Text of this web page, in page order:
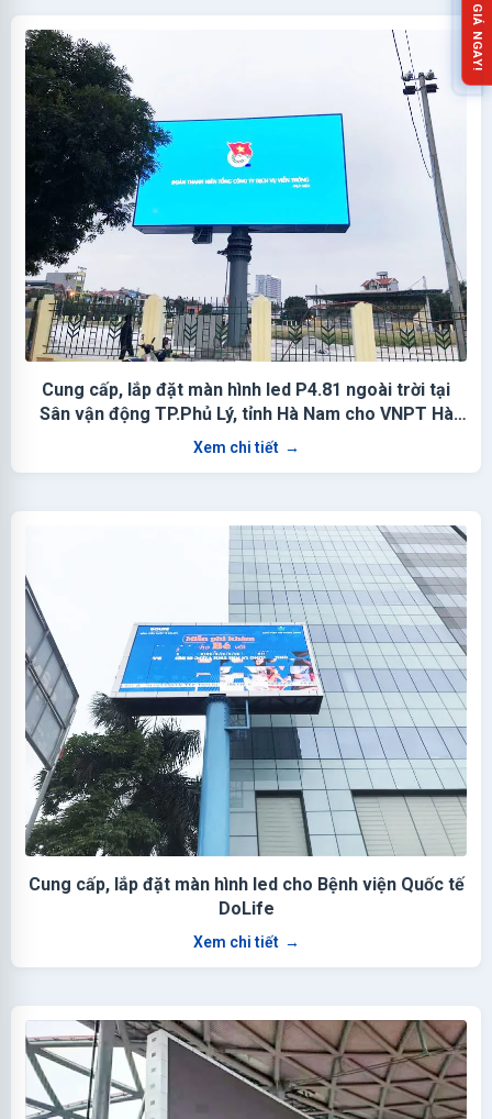
Cung cấp, lắp đặt màn hình led P4.81 ngoài trời tại
Sân vận động TP.Phủ Lý, tỉnh Hà Nam cho VNPT Hà
Nam
Xem chi tiết →
Cung cấp, lắp đặt màn hình led cho Bệnh viện Quốc tế
DoLife
Xem chi tiết →